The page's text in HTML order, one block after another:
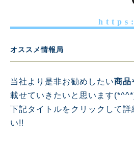
h t t p s
オススメ情報局
当社より是非お勧めしたい商品
載せていきたいと思います
下記タイトルをクリックして詳
い!!